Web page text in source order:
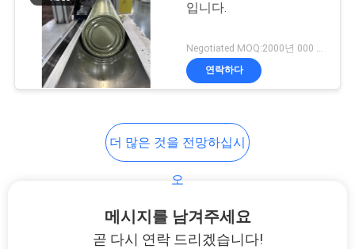
전기적 강철 코일
입니다.
연락하다
더 많은 것을 전망하십시
오
메시지를 남겨주세요
곧 다시 연락 드리겠습니다!